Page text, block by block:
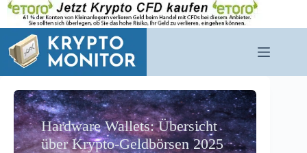
Zum
Inhalt
springen
Hardware Wallets: Übersicht
über Krypto-Geldbörsen 2025